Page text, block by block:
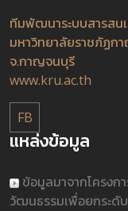
ทีมพัฒนาระบบสารสน
มหาวิทยาลัยราชภัฏก
จ.กาญจนบุรี
www.kru.ac.th
FB
แหล่งข้อมูล
ข้อมูลมาจากโครงก
วัฒนธรรมเพื่อยกระดั